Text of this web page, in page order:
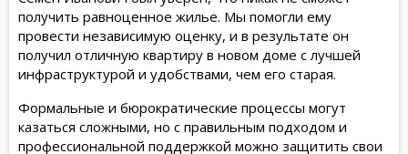
получить равноценное жилье. Мы помогли ему
провести независимую оценку, и в результате он
получил отличную квартиру в новом доме с лучшей
инфраструктурой и удобствами, чем его старая.
Формальные и бюрократические процессы могут
казаться сложными, но с правильным подходом и
профессиональной поддержкой можно защитить свои